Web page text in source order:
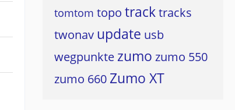
tomtom topo tracktracks
twonav update usb
wegpunkte zumo zumo 550
zumo 660 Zumo XT